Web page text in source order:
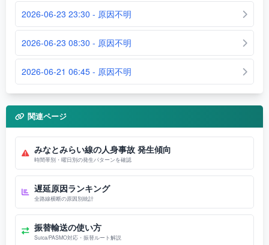
2026-06-23 23:30 - 原因不明
2026-06-23 08:30 - 原因不明
2026-06-21 06:45 - 原因不明
関連ページ
みなとみらい線の人身事故 発生傾向
時間帯別・曜日別の発生パターンを確認
遅延原因ランキング
全路線横断の原因別統計
振替輸送の使い方
Suica/PASMO対応・振替ルート解説